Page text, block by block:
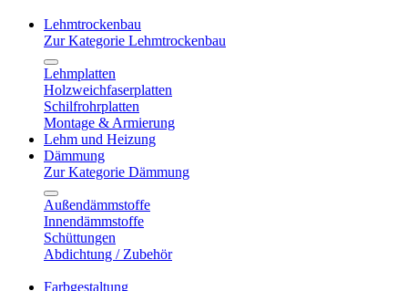
Lehmtrockenbau
Zur Kategorie Lehmtrockenbau
Lehmplatten
Holzweichfaserplatten
Schilfrohrplatten
Montage & Armierung
Lehm und Heizung
Dämmung
Zur Kategorie Dämmung
Außendämmstoffe
Innendämmstoffe
Schüttungen
Abdichtung / Zubehör
Farbgestaltung